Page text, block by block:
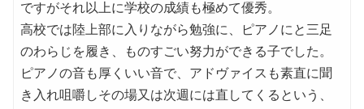
ですがそれ以上に学校の成績も極めて優秀。
高校では陸上部に入りながら勉強に、ピアノにと三足
のわらじを履き、ものすごい努力ができる子でした。
ピアノの音も厚くいい音で、アドヴァイスも素直に聞
き入れ咀嚼しその場又は次週には直してくるという、